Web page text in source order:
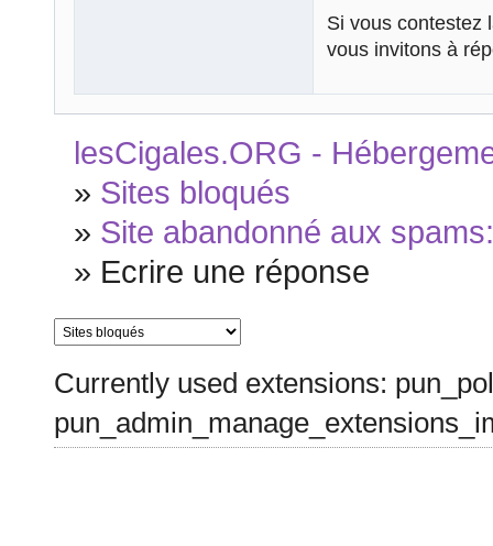
Si vous contestez
vous invitons à
lesCigales.ORG -
» Sites bloqués
» Site abandonné aux
» Ecrire une réponse
Currently used extensions: